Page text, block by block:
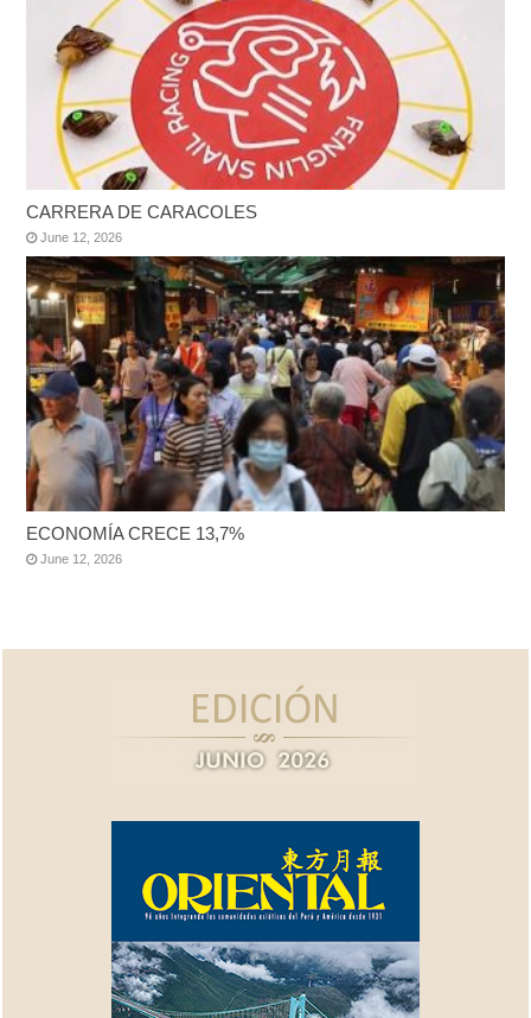
CARRERA DE CARACOLES
June 12, 2026
ECONOMÍA CRECE 13,7%
June 12, 2026